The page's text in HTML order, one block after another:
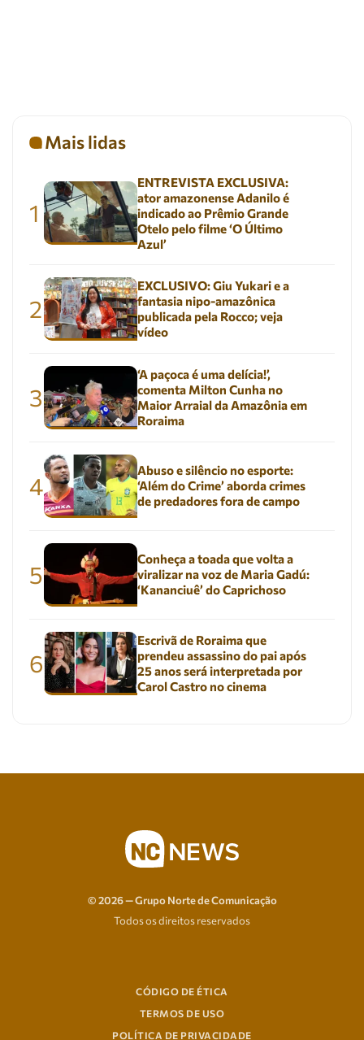
Mais lidas
1
ENTREVISTA EXCLUSIVA:
ator amazonense Adanilo é
indicado ao Prêmio Grande
Otelo pelo filme ‘O Último
Azul’
2
EXCLUSIVO: Giu Yukari e a
fantasia nipo-amazônica
publicada pela Rocco; veja
vídeo
3
‘A paçoca é uma delícia!’,
comenta Milton Cunha no
Maior Arraial da Amazônia em
Roraima
4
Abuso e silêncio no esporte:
‘Além do Crime’ aborda crimes
de predadores fora de campo
5
Conheça a toada que volta a
viralizar na voz de Maria Gadú:
‘Kananciuê’ do Caprichoso
6
Escrivã de Roraima que
prendeu assassino do pai após
25 anos será interpretada por
Carol Castro no cinema
© 2026 — Grupo Norte de Comunicação
Todos os direitos reservados
CÓDIGO DE ÉTICA
TERMOS DE USO
POLÍTICA DE PRIVACIDADE